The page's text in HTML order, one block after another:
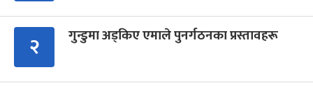
२ गुन्डुमा अड्किए एमाले पुनर्गठनका प्रस्तावहरू